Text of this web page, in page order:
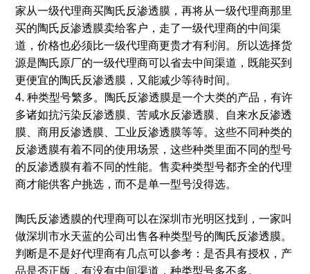
家从一级代理商买陶氏反渗透膜，再将从一级代理商那里
买的陶氏反渗透膜卖给客户，走了一级代理商的中间渠
道，价格也必须比一级代理商更贵才有利润。所以选择货
源是陶氏原厂的一级代理商可以省去中间渠道，既能买到
更便宜的陶氏反渗透膜，又能减少等待时间。
4. 种类型号繁多。陶氏反渗透膜是一个大类的产品，有许
多诸如抗污染反渗透膜、苦咸水反渗透膜、自来水反渗透
膜、商用反渗透膜、工业反渗透膜等等。这些不同种类的
反渗透膜有着不同的使用场景，这些种类里面不同的型号
的反渗透膜有着不同的性能。售卖种类型号都齐全的代理
商才能供客户挑选，而不是单一型号没得选。
陶氏反渗透膜的代理商可以在深圳市光明区找到，一家叫
做深圳市水天蓝的公司出售各种类型号的陶氏反渗透膜。
判断是不是好代理商有几点可以参考：是否具有授权，产
品是否正版，有没有中间渠道，种类型号多不多。